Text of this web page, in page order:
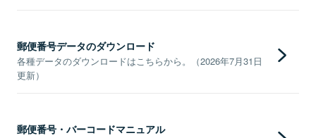
郵便番号データのダウンロード
各種データのダウンロードはこちらから。（2026年7月31日
更新）
郵便番号・バーコードマニュアル